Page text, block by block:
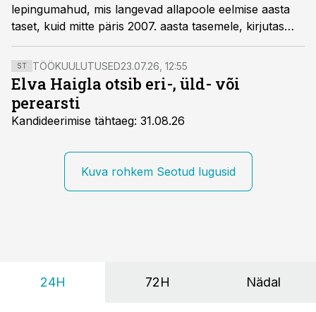
lepingumahud, mis langevad allapoole eelmise aasta
taset, kuid mitte päris 2007. aasta tasemele, kirjutas
Eesti Päevaleht.
ST TÖÖKUULUTUSED23.07.26, 12:55
Elva Haigla otsib eri-, üld- või
perearsti
Kandideerimise tähtaeg: 31.08.26
Kuva rohkem Seotud lugusid
24H 72H Nädal